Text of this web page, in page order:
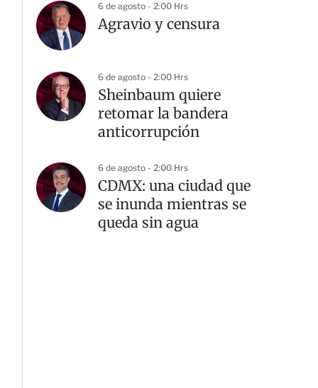
6 de agosto - 2:00 Hrs
Agravio y censura
6 de agosto - 2:00 Hrs
Sheinbaum quiere
retomar la bandera
anticorrupción
6 de agosto - 2:00 Hrs
CDMX: una ciudad que
se inunda mientras se
queda sin agua